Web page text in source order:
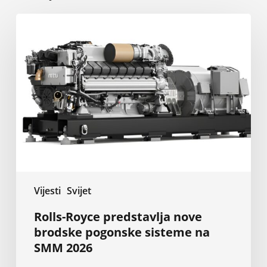
Vijesti Svijet
predstavlja
nove
brodske
pogonske
sisteme
na
SMM
Rolls-Royce predstavlja nove
brodske pogonske sisteme na
SMM 2026